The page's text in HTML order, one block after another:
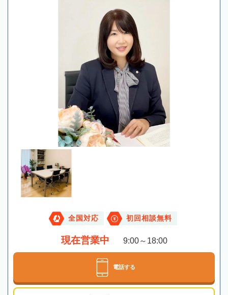
全国対応 初回相談無料
現在営業中 9:00～18:00
電話する